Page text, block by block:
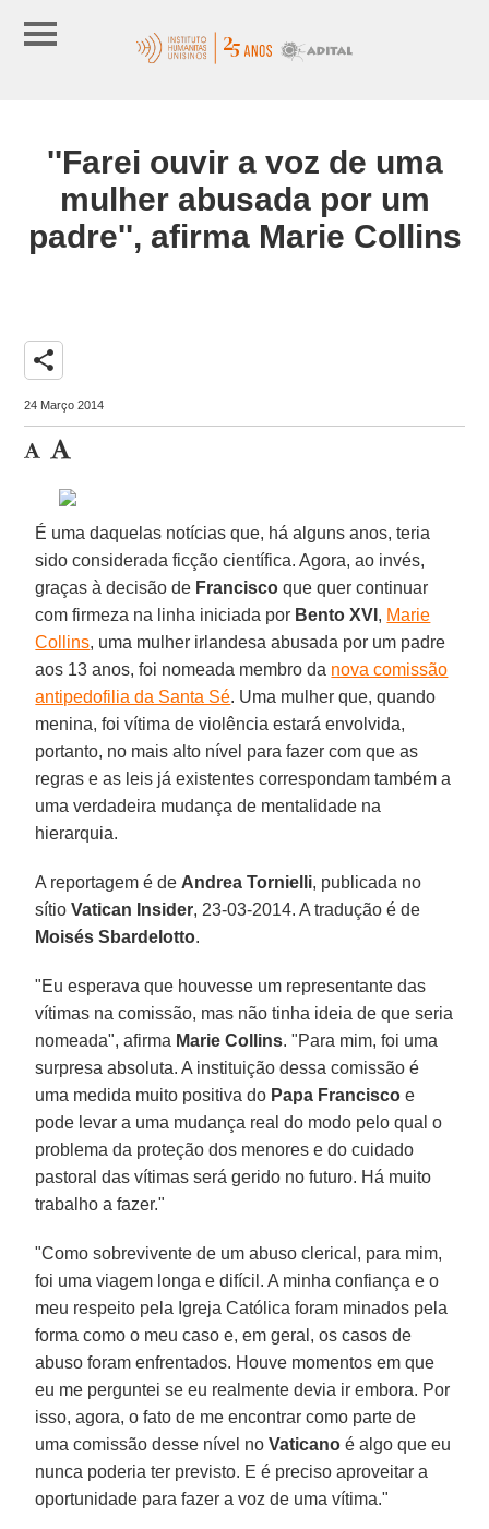
''Farei ouvir a voz de uma
mulher abusada por um
padre'', afirma Marie Collins
share
24 Março 2014
É uma daquelas notícias que, há alguns anos, teria
sido considerada ficção científica. Agora, ao invés,
graças à decisão de Francisco que quer continuar
com firmeza na linha iniciada por Bento XVI , Marie
Collins, uma mulher irlandesa abusada por um padre
aos 13 anos, foi nomeada membro da nova comissão
antipedofilia da Santa Sé. Uma mulher que, quando
menina, foi vítima de violência estará envolvida,
portanto, no mais alto nível para fazer com que as
regras e as leis já existentes correspondam também a
uma verdadeira mudança de mentalidade na
hierarquia.
A reportagem é de Andrea Tornielli, publicada no
sítioVatican Insider, 23-03-2014. A tradução é de
Moisés Sbardelotto.
"Eu esperava que houvesse um representante das
vítimas na comissão, mas não tinha ideia de que seria
nomeada", afirma Marie Collins. "Para mim, foi uma
surpresa absoluta. A instituição dessa comissão é
uma medida muito positiva do Papa Francisco e
pode levar a uma mudança real do modo pelo qual o
problema da proteção dos menores e do cuidado
pastoral das vítimas será gerido no futuro. Há muito
trabalho a fazer."
"Como sobrevivente de um abuso clerical, para mim,
foi uma viagem longa e difícil. A minha confiança e o
meu respeito pela Igreja Católica foram minados pela
forma como o meu caso e, em geral, os casos de
abuso foram enfrentados. Houve momentos em que
eu me perguntei se eu realmente devia ir embora. Por
isso, agora, o fato de me encontrar como parte de
uma comissão desse nível noVaticano é algo que eu
nunca poderia ter previsto. E é preciso aproveitar a
oportunidade para fazer a voz de uma vítima."